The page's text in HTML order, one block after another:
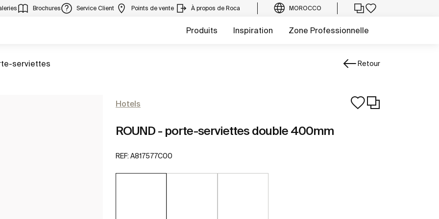
Brochures Service Client Points de vente À propos de Roca MOROCCO
Produits Inspiration Zone Professionnelle
àserviettes Retour
Hotels
ROUND - porte-serviettes double 400mm
REF: A817577C00